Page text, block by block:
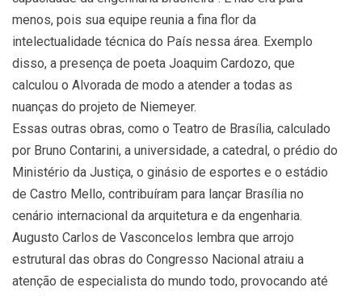
menos, pois sua equipe reunia a fina flor da
intelectualidade técnica do País nessa área. Exemplo
disso, a presença de poeta Joaquim Cardozo, que
calculou o Alvorada de modo a atender a todas as
nuanças do projeto de Niemeyer.
Essas outras obras, como o Teatro de Brasília, calculado
por Bruno Contarini, a universidade, a catedral, o prédio do
Ministério da Justiça, o ginásio de esportes e o estádio
de Castro Mello, contribuíram para lançar Brasília no
cenário internacional da arquitetura e da engenharia.
Augusto Carlos de Vasconcelos lembra que arrojo
estrutural das obras do Congresso Nacional atraiu a
atenção de especialista do mundo todo, provocando até